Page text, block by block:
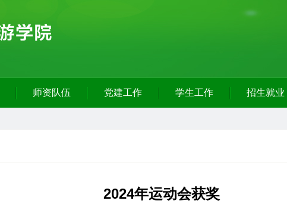
师资队伍 党建工作 学生工作 招生就业
2024年运动会获奖